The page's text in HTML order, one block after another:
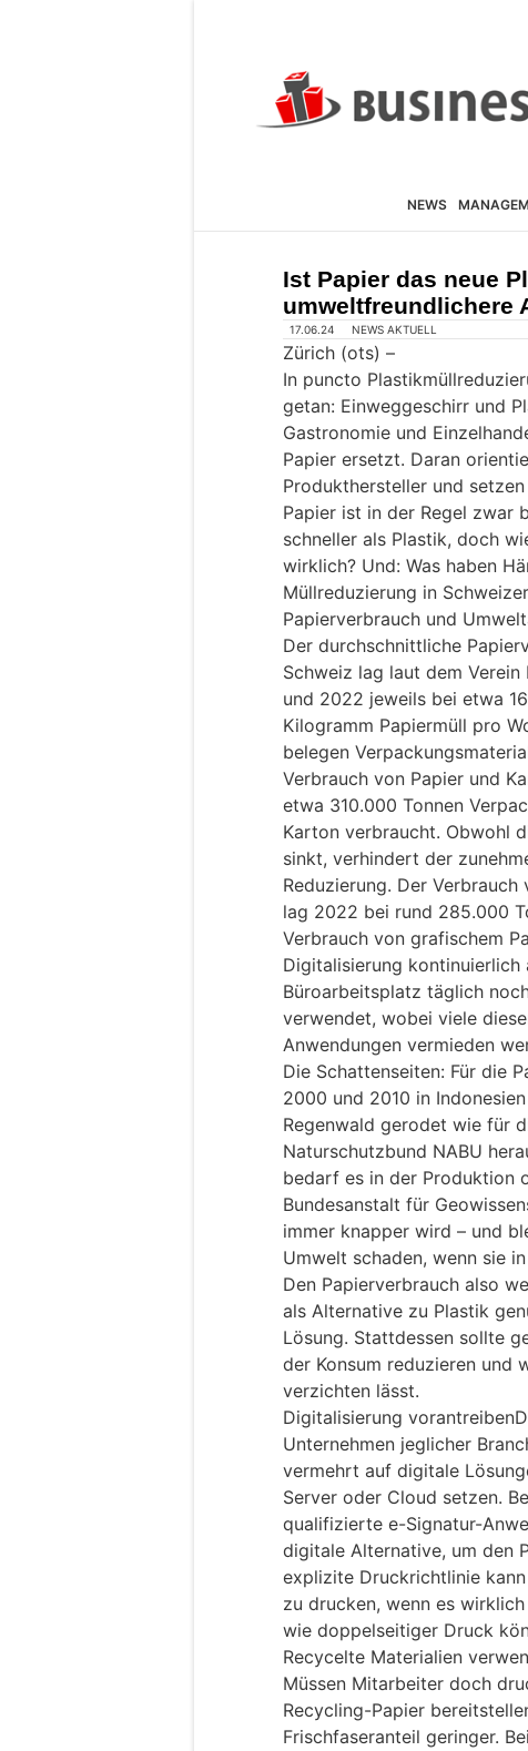
NEWS
Ist Papier das neue
umweltfreundlichere
17.06.24 NEWS AKTUELL
Zürich (ots) –
In puncto
getan: Einweggeschirr und
Gastronomie und
Papier ersetzt. Daran
Produkthersteller und
Papier ist in der Regel zwar
schneller als Plastik, doch
wirklich? Und: Was haben
Müllreduzierung in
Papierverbrauch und
Der durchschnittliche
Schweiz lag laut dem
und 2022 jeweils bei etwa
Kilogramm Papiermüll pro
belegen
Verbrauch von Papier und
etwa 310.000 Tonnen
Karton verbraucht. Obwohl
sinkt, verhindert der
Reduzierung. Der
lag 2022 bei rund 285.000
Verbrauch von grafischem
Digitalisierung kontinuierlich
Büroarbeitsplatz täglich
verwendet, wobei viele
Anwendungen vermieden
Die Schattenseiten: Für die
2000 und 2010 in
Regenwald gerodet wie für
Naturschutzbund NABU
bedarf es in der Produktion
Bundesanstalt für
immer knapper wird – und
Umwelt schaden, wenn sie
Den Papierverbrauch also
als Alternative zu Plastik
Lösung. Stattdessen sollte
der Konsum reduzieren und
verzichten lässt.
Digitalisierung
Unternehmen jeglicher
vermehrt auf digitale
Server oder Cloud setzen.
qualifizierte e-Signatur-
digitale Alternative, um den
explizite Druckrichtlinie
zu drucken, wenn es
wie doppelseitiger Druck
Recycelte Materialien
Müssen Mitarbeiter doch
Recycling-Papier
Frischfaseranteil geringer.